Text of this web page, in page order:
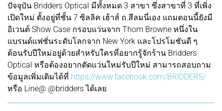
ปัจจุบัน Bridders Optical มีทั้งหมด 3 สาขา ซึ่งสาขาที่ 3 ที่เพิ่ง
เปิดใหม่ ตั้งอยู่ที่ชั้น 7 ซิลลิค เฮ้าส์ ถ.สีลมนี่เอง แถมตอนนี้ยังมี
อิเวนต์ Show Case กรอบแว่นจาก Thom Browne หนึ่งใน
แบรนด์แฟชั่นระดับโลกจาก New York และโปรโมชันดี ๆ
ต้อนรับปีใหม่อยู่ด้วยสำหรับใครที่อยากรู้จักร้าน Bridders
Optical หรือต้องอยากตัดแว่นใหม่รับปีใหม่ สามารถสอบถาม
ข้อมูลเพิ่มเติมได้ที่ https://www.facebook.com/BRIDDERS/
หรือ Line@ @bridders ได้เลย